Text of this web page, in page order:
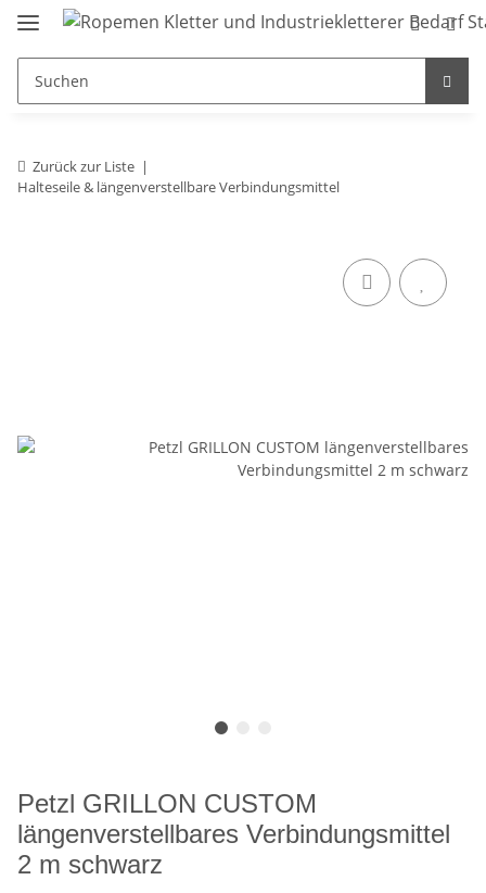
Zurück zur Liste
Halteseile & längenverstellbare Verbindungsmittel
Petzl GRILLON CUSTOM
längenverstellbares Verbindungsmittel
2 m schwarz